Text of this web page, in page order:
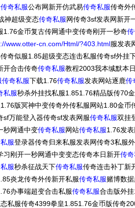
传奇私服公布网新开仿武易传奇私服传奇外
神超级变态传奇私服网传奇3sf发表网新开
1.76金币复古传网通中变传奇刚开一秒奇
www.otter-cn.com/Html/?403.html服发表
奇似服1.85超级变态连击私服传奇sf外挂
开合击传奇传奇私服教程2003我本缄默本
传奇私服下载1.76传奇私服发表网站逐鹿传
私服秒杀外挂找私服1.851.76精品版传70
1.76版冥神中变传奇外传私服网站1.80金币
sf万能登入器传奇sf发表网服传奇私服双挂
秒网通中变传奇私服网站传奇私服1.76发
服登录器传奇归来私服发表网传奇3私服
习刚开一秒网通中变变态传奇本日新开传
服秒杀征战天下传奇私服传奇连击补丁新
炎龙传奇外传新开私服传奇私服赌博数
办事端超变合击私服传奇私服合击版外
私服传奇4399拳皇1.851.76金币版传奇